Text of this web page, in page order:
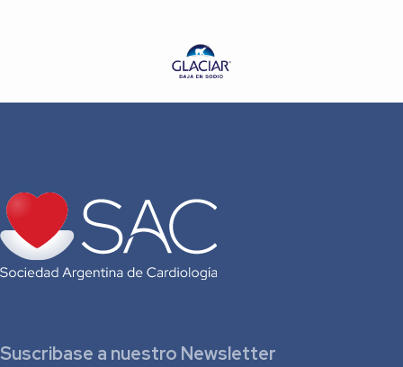
Suscribase a nuestro Newsletter